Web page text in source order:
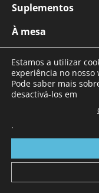
Suplementos
À mesa
INICIATIVAS
Loja Online
Estamos a utilizar
experiência no nosso
Pode saber mais
desactivá-los em
.